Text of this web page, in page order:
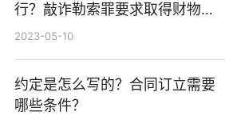
行？敲诈勒索罪要求取得财物
吗？
2023-05-10
约定是怎么写的？合同订立需要
哪些条件？